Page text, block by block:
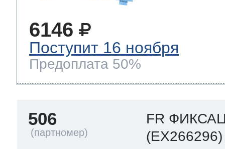
6146
Поступит 16 ноября
Предоплата 50%
506
FR
(EX266296)